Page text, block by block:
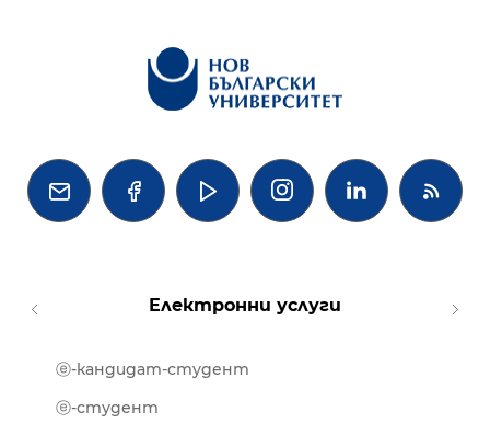
   
Електронни услуги
ⓔ-кандидат-студент
ⓔ-студент